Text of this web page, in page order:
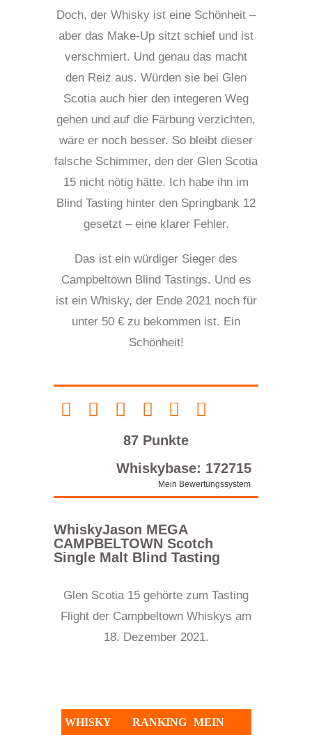
Doch, der Whisky ist eine Schönheit –
aber das Make-Up sitzt schief und ist
verschmiert. Und genau das macht
den Reiz aus. Würden sie bei Glen
Scotia auch hier den integeren Weg
gehen und auf die Färbung verzichten,
wäre er noch besser. So bleibt dieser
falsche Schimmer, den der Glen Scotia
15 nicht nötig hätte. Ich habe ihn im
Blind Tasting hinter den Springbank 12
gesetzt – eine klarer Fehler.
Das ist ein würdiger Sieger des
Campbeltown Blind Tastings. Und es
ist ein Whisky, der Ende 2021 noch für
unter 50 € zu bekommen ist. Ein
Schönheit!
87 Punkte
Whiskybase: 172715
Mein Bewertungssystem
WhiskyJason MEGA
CAMPBELTOWN Scotch
Single Malt Blind Tasting
Glen Scotia 15 gehörte zum Tasting
Flight der Campbeltown Whiskys am
18. Dezember 2021.
WHISKY RANKING
MEIN